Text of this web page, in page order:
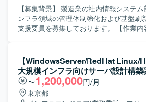
【募集背景】 製造業の社内情報システ
ンフラ領域の管理体制強化および基盤刷
支援要員を募集しております。 【作業内容】 製造業の社内
業務に携わっていただきます。 運用・保
務を行っていただきます。 Windows/
よび保守を行っていただきます。 無線
どを含むネットワークの構築および保守
ます。 L2/L3、VLAN、冗長化、工場LAN
【WindowsServer/RedHat Linux/
大規模インフラ向けサーバ設計構築
〜1,200,000円/月
東京都